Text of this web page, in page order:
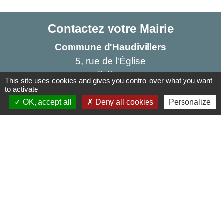
Contactez votre Mairie
Commune d'Haudivillers
5, rue de l'Église
60510 Haudivillers - FRANCE
Contact par formulaire
This site uses cookies and gives you control over what you want
to activate
OK, accept all
Deny all cookies Personalize